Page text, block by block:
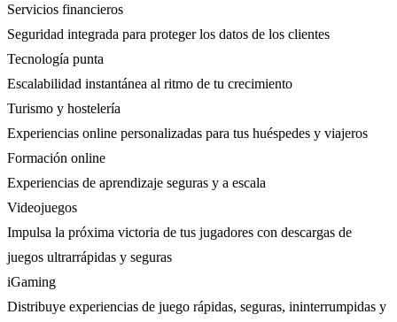
Servicios financieros
Seguridad integrada para proteger los datos de los clientes
Tecnología punta
Escalabilidad instantánea al ritmo de tu crecimiento
Turismo y hostelería
Experiencias online personalizadas para tus huéspedes y viajeros
Formación online
Experiencias de aprendizaje seguras y a escala
Videojuegos
Impulsa la próxima victoria de tus jugadores con descargas de
juegos ultrarrápidas y seguras
iGaming
Distribuye experiencias de juego rápidas, seguras, ininterrumpidas y